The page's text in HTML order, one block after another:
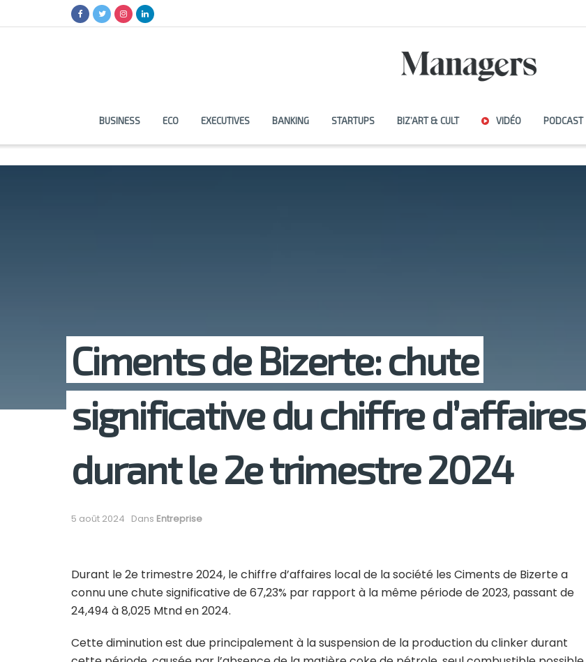
BUSINESS ECO EXECUTIVES BANKING STARTUPS BIZ’ART & CULT VIDÉO PODCAST
Ciments de Bizerte: chute
significative du chiffre d’affaires
durant le 2e trimestre 2024
5 août 2024 Dans Entreprise
Durant le 2e trimestre 2024, le chiffre d’affaires local de la société les Ciments de Bizerte a
connu une chute significative de 67,23% par rapport à la même période de 2023, passant de
24,494 à 8,025 Mtnd en 2024.
Cette diminution est due principalement à la suspension de la production du clinker durant